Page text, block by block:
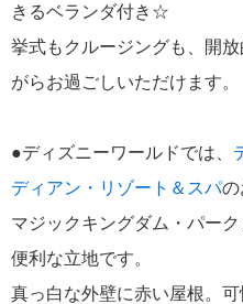
きるベランダ付き☆
挙式もクルージングも、開
がらお過ごしいただけます。
●ディズニーワールドでは、
ディアン・リゾート＆スパの
マジックキングダム・パー
便利な立地です。
真っ白な外壁に赤い屋根。